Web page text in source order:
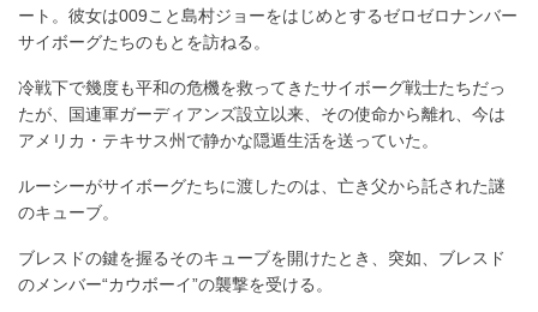
ート。彼女は009こと島村ジョーをはじめとするゼロゼロナンバー
サイボーグたちのもとを訪ねる。
冷戦下で幾度も平和の危機を救ってきたサイボーグ戦士たちだっ
たが、国連軍ガーディアンズ設立以来、その使命から離れ、今は
アメリカ・テキサス州で静かな隠遁生活を送っていた。
ルーシーがサイボーグたちに渡したのは、亡き父から託された謎
のキューブ。
ブレスドの鍵を握るそのキューブを開けたとき、突如、ブレスド
のメンバー“カウボーイ”の襲撃を受ける。